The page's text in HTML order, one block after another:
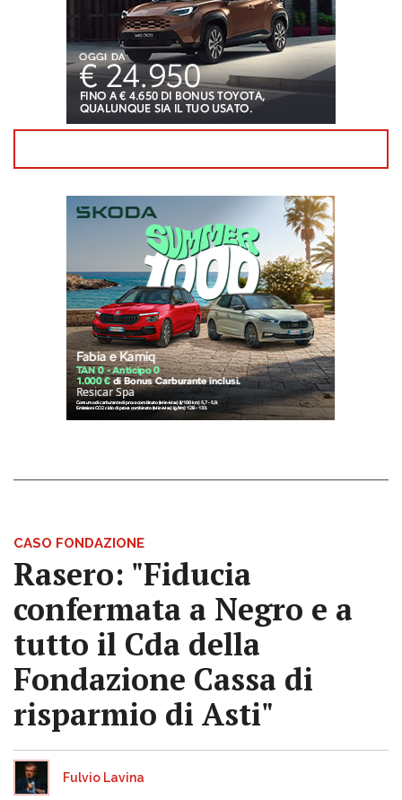
CASO FONDAZIONE
Rasero: "Fiducia
confermata a Negro e a
tutto il Cda della
Fondazione Cassa di
risparmio di Asti"
Fulvio Lavina